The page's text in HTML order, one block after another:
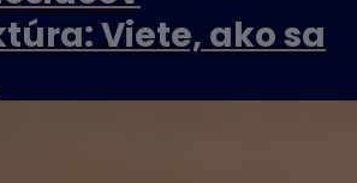
Viete, ako sa